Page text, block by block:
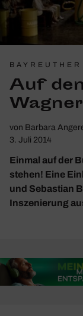
Auf
von Barbara
3. Juli 2014
Einmal auf der
stehen! Eine
und Sebastian
Inszenierung